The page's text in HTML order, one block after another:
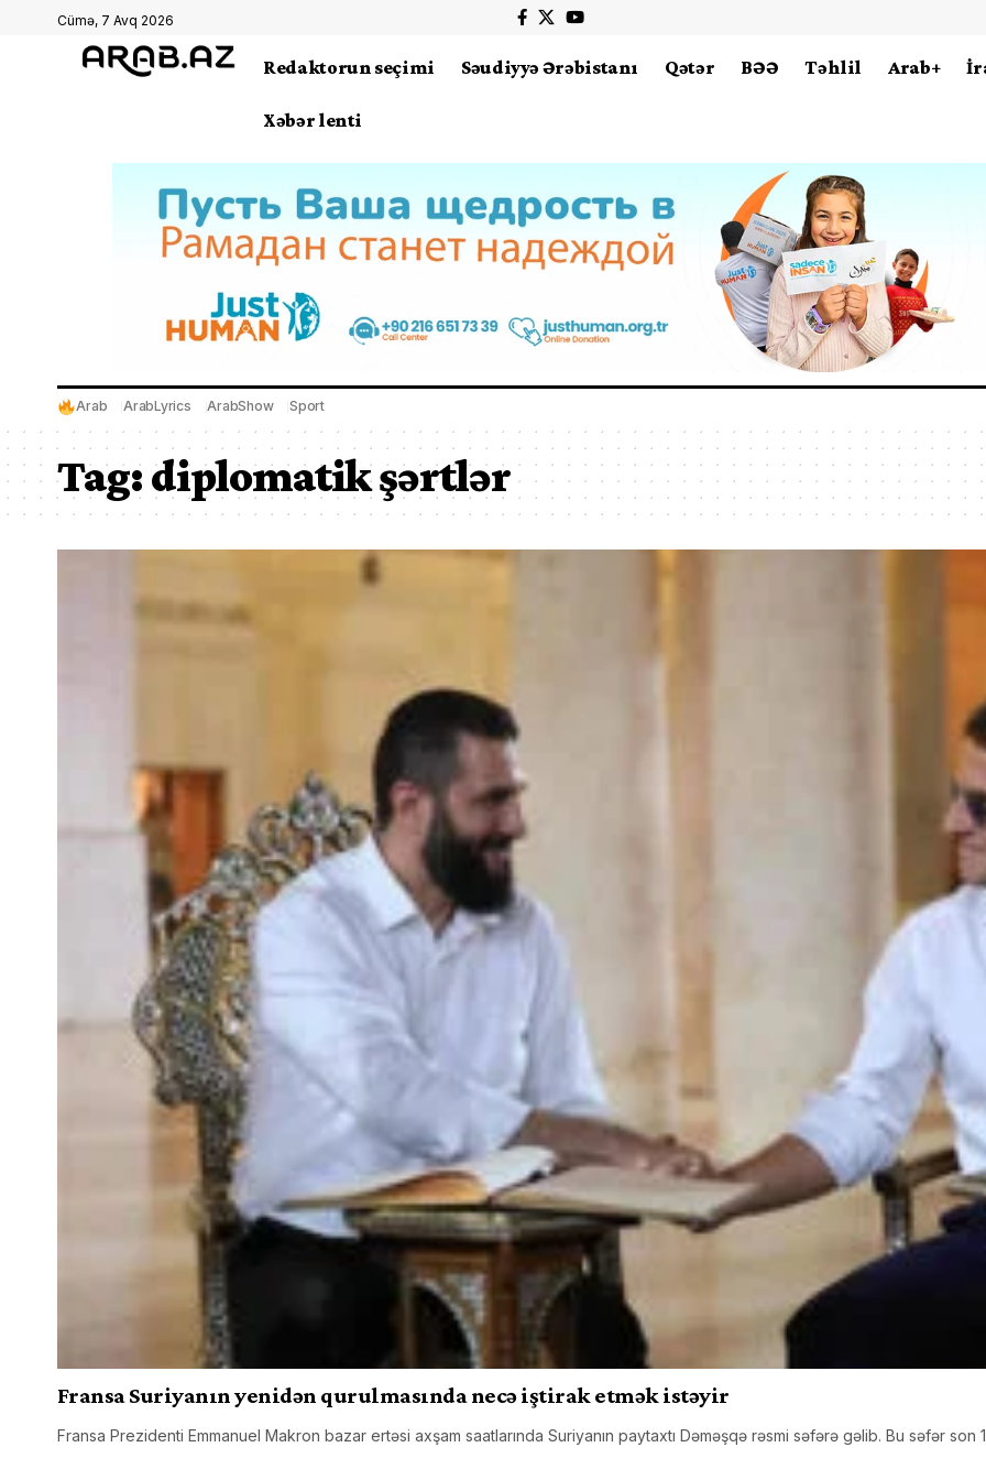
Cümə, 7 Avq 2026
Redaktorun seçimi Səudiyyə Ərəbistanı Qətər BƏƏ Təhlil Arab+
Xəbər lenti
Arab ArabLyrics ArabShow Sport
Tag:diplomatik şərtlər
Fransa Suriyanın yenidən qurulmasında necə iştirak etmək istəyir
Fransa Prezidenti Emmanuel Makron bazar ertəsi axşam saatlarında Suriyanın paytaxtı Dəməşqə rəsmi səfərə gəlib. Bu səfər son